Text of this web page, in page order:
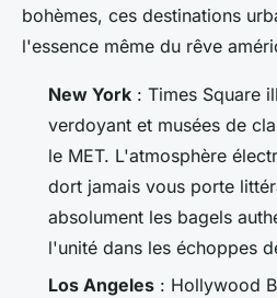
bohèmes, ces destinations
l'essence même du rêve
New York : Times Square
verdoyant et musées de
le MET. L'atmosphère
dort jamais vous porte
absolument les bagels
l'unité dans les échoppes
Los Angeles : Hollywood